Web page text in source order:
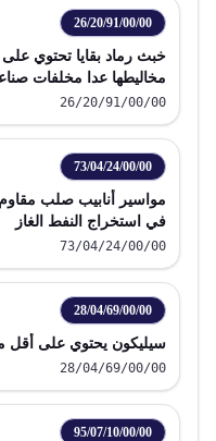
26/20/91/00/00
خبث رماد بقايا تحتوي على
مخاليطها عدا مخلفات
26/20/91/00/00
73/04/24/00/00
مواسير أنابيب صلب
في استخراج النفط الغاز
73/04/24/00/00
28/04/69/00/00
سيليكون يحتوي على أقل من 99.99% وزنا من
28/04/69/00/00
95/07/10/00/00